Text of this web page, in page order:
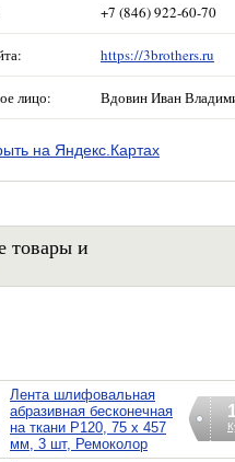
+7 (846) 922-60-70
https://3brothers.ru
лицо: Вдовин Иван
на Яндекс.Картах
товары и
Лента шлифовальная
абразивная бесконечная
на ткани Р120, 75 х 457
мм, 3 шт, Ремоколор